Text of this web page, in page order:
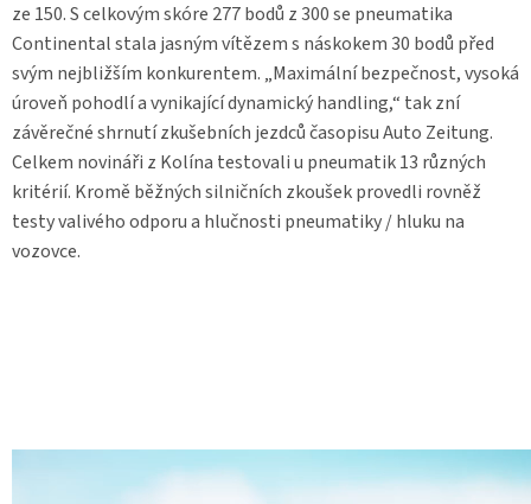
ze 150. S celkovým skóre 277 bodů z 300 se pneumatika
Continental stala jasným vítězem s náskokem 30 bodů před
svým nejbližším konkurentem. „Maximální bezpečnost, vysoká
úroveň pohodlí a vynikající dynamický handling,“ tak zní
závěrečné shrnutí zkušebních jezdců časopisu Auto Zeitung.
Celkem novináři z Kolína testovali u pneumatik 13 různých
kritérií. Kromě běžných silničních zkoušek provedli rovněž
testy valivého odporu a hlučnosti pneumatiky / hluku na
vozovce.